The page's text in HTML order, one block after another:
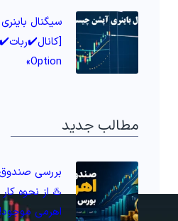
سیگنال
Option»
مطالب جدید
بررسی
♨️ از نحوه
اهرمی موجود!